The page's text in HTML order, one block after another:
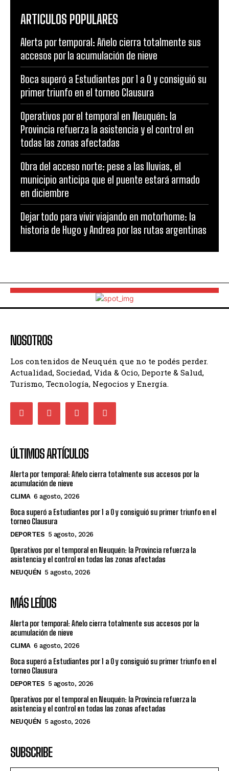
ARTICULOS POPULARES
Alerta por temporal: Añelo cierra totalmente sus
accesos por la acumulación de nieve
Boca superó a Estudiantes por 1 a 0 y consiguió su
primer triunfo en el torneo Clausura
Operativos por el temporal en Neuquén: la
Provincia refuerza la asistencia y el control en
todas las zonas afectadas
Obra del acceso norte: pese a las lluvias, el
municipio anticipa que el puente estará armado
en diciembre
Dejar todo para vivir viajando en motorhome: la
historia de Hugo y Andrea por las rutas argentinas
NOSOTROS
Los contenidos de Neuquén que no te podés perder.
Actualidad, Sociedad, Vida & Ocio, Deporte & Salud,
Turismo, Tecnología, Negocios y Energía.
ÚLTIMOS ARTÍCULOS
Alerta por temporal: Añelo cierra totalmente sus accesos por la
acumulación de nieve
CLIMA 6 agosto, 2026
Boca superó a Estudiantes por 1 a 0 y consiguió su primer triunfo en el
torneo Clausura
DEPORTES 5 agosto, 2026
Operativos por el temporal en Neuquén: la Provincia refuerza la
asistencia y el control en todas las zonas afectadas
NEUQUÉN 5 agosto, 2026
MÁS LEÍDOS
Alerta por temporal: Añelo cierra totalmente sus accesos por la
acumulación de nieve
CLIMA 6 agosto, 2026
Boca superó a Estudiantes por 1 a 0 y consiguió su primer triunfo en el
torneo Clausura
DEPORTES 5 agosto, 2026
Operativos por el temporal en Neuquén: la Provincia refuerza la
asistencia y el control en todas las zonas afectadas
NEUQUÉN 5 agosto, 2026
SUBSCRIBE